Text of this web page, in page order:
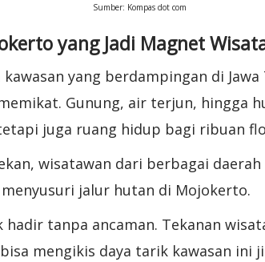
Sumber: Kompas dot com
yang Jadi Magnet
yang berdampingan di
Gunung, air terjun, hingga
juga ruang hidup bagi ribuan
wisatawan dari berbagai
jalur hutan di Mojokerto.
tanpa ancaman. Tekanan
mengikis daya tarik kawasan ini